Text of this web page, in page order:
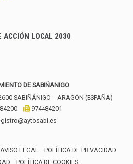
ACCIÓN LOCAL 2030
DE SABIÑÁNIGO
SABIÑÁNIGO - ARAGÓN (ESPAÑA)
974484201
AVISO LEGAL
POLÍTICA DE PRIVACIDAD
POLÍTICA DE COOKIES